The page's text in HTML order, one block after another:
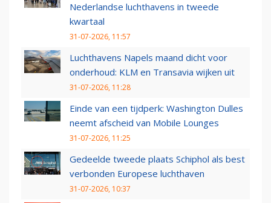
Nederlandse luchthavens in tweede
kwartaal
31-07-2026, 11:57
Luchthavens Napels maand dicht voor
onderhoud: KLM en Transavia wijken uit
31-07-2026, 11:28
Einde van een tijdperk: Washington Dulles
neemt afscheid van Mobile Lounges
31-07-2026, 11:25
Gedeelde tweede plaats Schiphol als best
verbonden Europese luchthaven
31-07-2026, 10:37